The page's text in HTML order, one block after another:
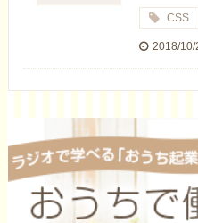
CSS
2018/10/